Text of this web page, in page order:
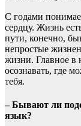
С годами
сердцу. Жизнь
пути, конечно,
непростые
жизни. Главное в
осознавать, где
тебя.
–Бывают ли
язык?